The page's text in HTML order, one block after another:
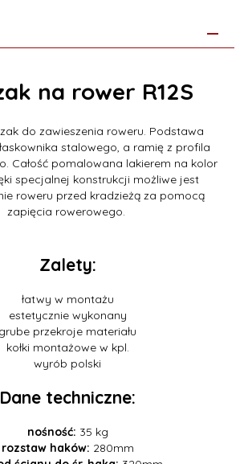
na rower R12S
do zawieszenia roweru. Podstawa
stalowego, a ramię z profila
Całość pomalowana lakierem na kolor
specjalnej konstrukcji możliwe jest
roweru przed kradzieżą za pomocą
zapięcia rowerowego.
Zalety:
łatwy w montażu
estetycznie wykonany
grube przekroje materiału
kołki montażowe w kpl.
wyrób polski
Dane techniczne:
nośność: 35 kg
rozstaw haków: 280mm